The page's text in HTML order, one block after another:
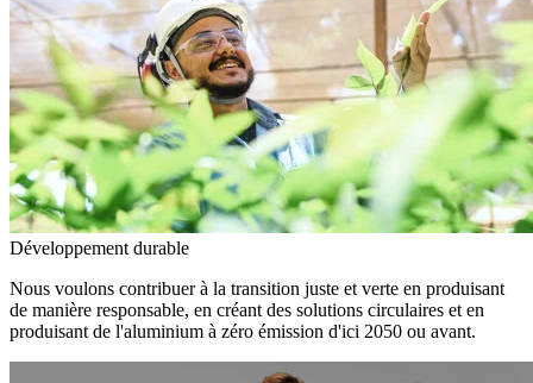
Développement durable
Nous voulons contribuer à la transition juste et verte en produisant
de manière responsable, en créant des solutions circulaires et en
produisant de l'aluminium à zéro émission d'ici 2050 ou avant.